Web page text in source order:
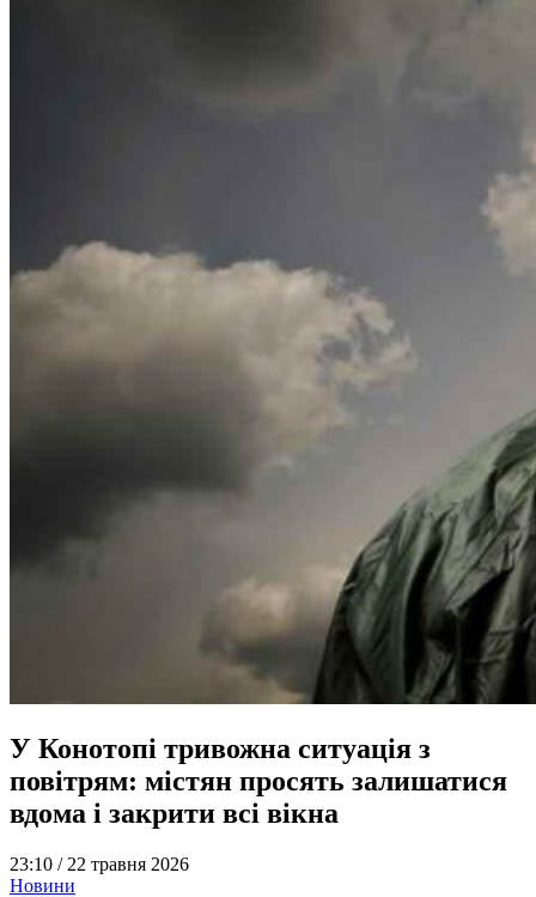
У Конотопі тривожна ситуація з
повітрям: містян просять залишатися
вдома і закрити всі вікна
23:10 / 22 травня 2026
Новини